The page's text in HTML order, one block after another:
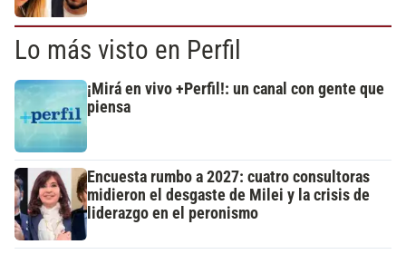
Lo más visto en Perfil
¡Mirá en vivo +Perfil!: un canal con gente que
piensa
Encuesta rumbo a 2027: cuatro consultoras
midieron el desgaste de Milei y la crisis de
liderazgo en el peronismo